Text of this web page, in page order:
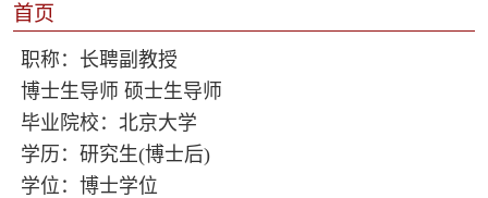
首页
职称：长聘副教授
博士生导师 硕士生导师
毕业院校：北京大学
学历：研究生(博士后)
学位：博士学位